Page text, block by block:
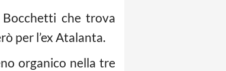
che trova
per l’ex Atalanta.
organico nella tre